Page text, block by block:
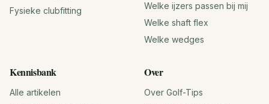
Fysieke clubfitting
Welke ijzers passen bij mij
Welke shaft flex
Welke wedges
Kennisbank
Alle artikelen
Over
Over Golf-Tips